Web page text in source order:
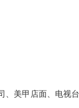
、美甲店面、电视